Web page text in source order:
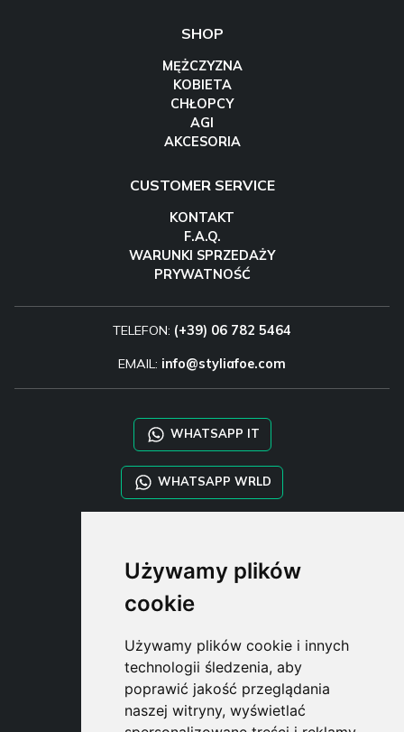
Używamy plików
cookie
Używamy plików cookie i innych
technologii śledzenia, aby
poprawić jakość przeglądania
naszej witryny, wyświetlać
SHOP
MĘŻCZYZNA
KOBIETA
CHŁOPCY
AGI
AKCESORIA
CUSTOMER SERVICE
KONTAKT
F.A.Q.
WARUNKI SPRZEDAŻY
PRYWATNOŚĆ
TELEFON: (+39) 06 782 5464
EMAIL: info@styliafoe.com
WHATSAPP IT
WHATSAPP WRLD
SHOP B2B
TAYLOR MADE ORDERS
DROPSHIPPING
USER
SUBSCRIBE
ZALOGUJ
CART